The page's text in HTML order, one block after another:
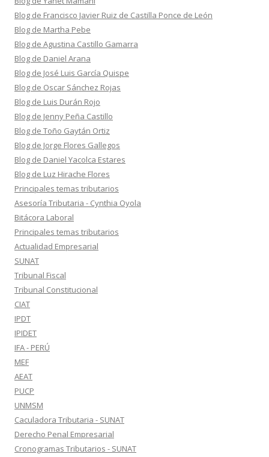
Blog de Francisco Javier Ruiz de Castilla Ponce de León
Blog de Martha Pebe
Blog de Agustina Castillo Gamarra
Blog de Daniel Arana
Blog de José Luis García Quispe
Blog de Oscar Sánchez Rojas
Blog de Luis Durán Rojo
Blog de Jenny Peña Castillo
Blog de Toño Gaytán Ortiz
Blog de Jorge Flores Gallegos
Blog de Daniel Yacolca Estares
Blog de Luz Hirache Flores
Principales temas tributarios
Asesoría Tributaria - Cynthia Oyola
Bitácora Laboral
Principales temas tributarios
Actualidad Empresarial
SUNAT
Tribunal Fiscal
Tribunal Constitucional
CIAT
IPDT
IPIDET
IFA - PERÚ
MEF
AEAT
PUCP
UNMSM
Caculadora Tributaria - SUNAT
Derecho Penal Empresarial
Cronogramas Tributarios - SUNAT